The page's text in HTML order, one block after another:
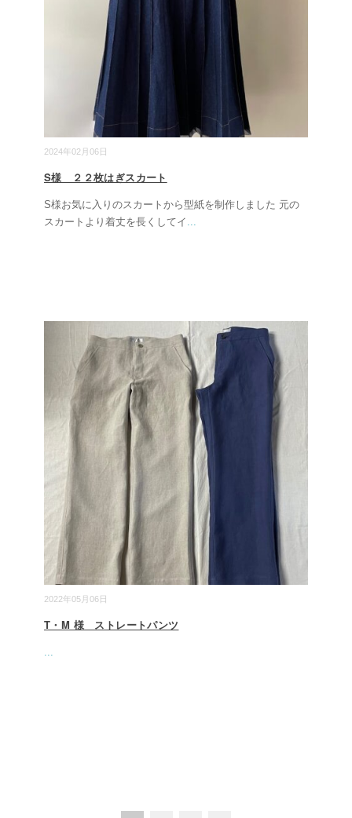
2024年02月06日
S様 ２２枚はぎスカート
S様お気に入りのスカートから型紙を制作しました 元の
スカートより着丈を長くしてイ ...
2022年05月06日
T・M 様 ストレートパンツ
...